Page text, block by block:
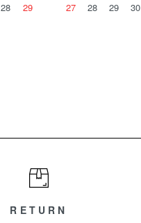
28
29
27
28 29 30
RETURN